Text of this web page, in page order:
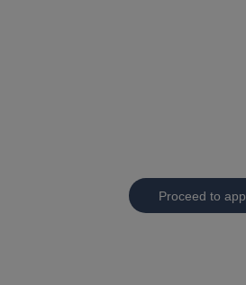
Proceed to app